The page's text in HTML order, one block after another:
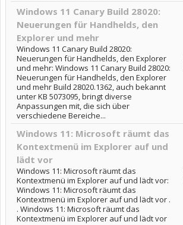
Windows 11 Canary Build 28020:
Neuerungen für Handhelds, den
Explorer und mehr
Windows 11 Canary Build 28020:
Neuerungen für Handhelds, den Explorer
und mehr: Windows 11 Canary Build 28020:
Neuerungen für Handhelds, den Explorer
und mehr Build 28020.1362, auch bekannt
unter KB 5073095, bringt diverse
Anpassungen mit, die sich über
verschiedene Bereiche...
Windows 11: Microsoft räumt das
Kontextmenü im Explorer auf und
lädt vor
Windows 11: Microsoft räumt das
Kontextmenü im Explorer auf und lädt vor:
Windows 11: Microsoft räumt das
Kontextmenü im Explorer auf und lädt vor .
. Windows 11: Microsoft räumt das
Kontextmenü im Explorer auf und lädt vor